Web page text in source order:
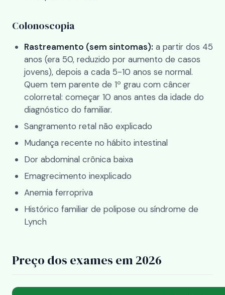
Colonoscopia
Rastreamento (sem sintomas): a partir dos 45
anos (era 50, reduzido por aumento de casos
jovens), depois a cada 5-10 anos se normal.
Quem tem parente de 1º grau com câncer
colorretal: começar 10 anos antes da idade do
diagnóstico do familiar.
Sangramento retal não explicado
Mudança recente no hábito intestinal
Dor abdominal crônica baixa
Emagrecimento inexplicado
Anemia ferropriva
Histórico familiar de polipose ou síndrome de
Lynch
Preço dos exames em 2026